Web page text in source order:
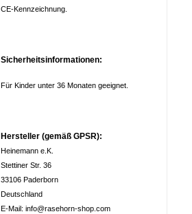
CE-Kennzeichnung.
Sicherheitsinformationen:
Für Kinder unter 36 Monaten geeignet.
Hersteller (gemäß GPSR):
Heinemann e.K.
Stettiner Str. 36
33106 Paderborn
Deutschland
E-Mail: info@rasehorn-shop.com